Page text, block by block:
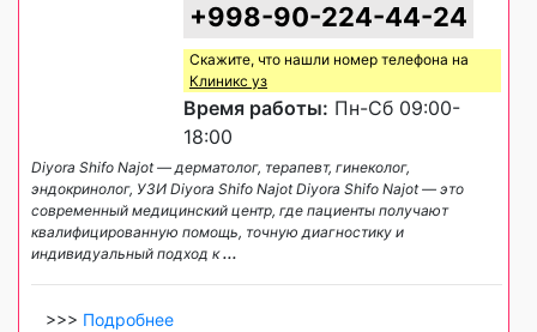
+998-90-224-44-24
Скажите, что нашли номер телефона на
Клиникс уз
Время работы: Пн-Сб 09:00-
18:00
Diyora Shifo Najot — дерматолог, терапевт, гинеколог,
эндокринолог, УЗИ Diyora Shifo Najot Diyora Shifo Najot — это
современный медицинский центр, где пациенты получают
квалифицированную помощь, точную диагностику и
индивидуальный подход к...
>>> Подробнее